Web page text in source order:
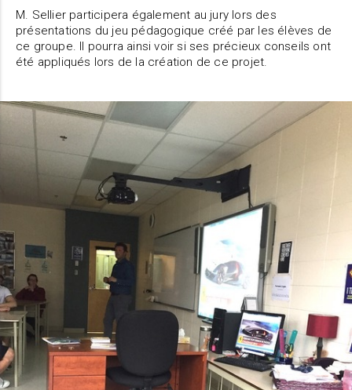
M. Sellier participera également au jury lors des
présentations du jeu pédagogique créé par les élèves de
ce groupe. Il pourra ainsi voir si ses précieux conseils ont
été appliqués lors de la création de ce projet.